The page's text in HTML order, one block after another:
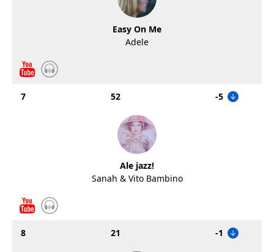
Easy On Me
Adele
7 52 -5
Ale jazz!
Sanah & Vito Bambino
8 21 -1